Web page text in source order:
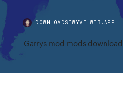
DOWNLOADSIWYVI.WEB.APP
Garrys mod mods